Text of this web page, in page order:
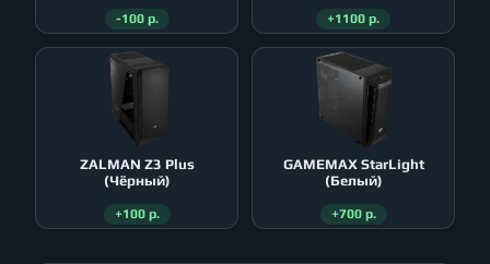
-100 р. +1100 р.
ZALMAN Z3 Plus
(Чёрный)
+100 р.
GAMEMAX StarLight
(Белый)
+700 р.